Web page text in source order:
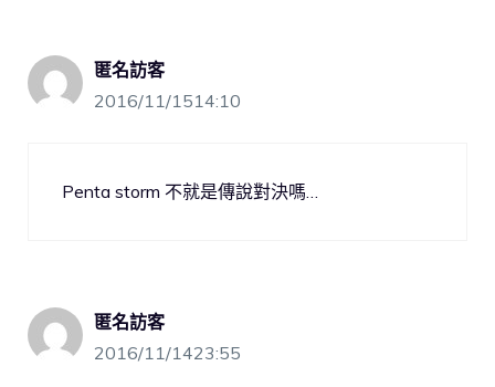
匿名訪客
2016/11/1514:10
Penta storm 不就是傳說對決嗎…
匿名訪客
2016/11/1423:55